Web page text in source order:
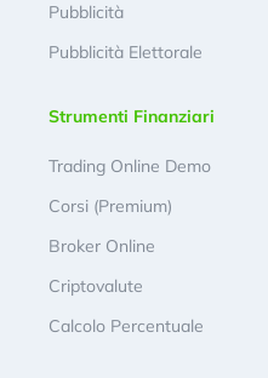
Pubblicità
Pubblicità Elettorale
Strumenti Finanziari
Trading Online Demo
Corsi (Premium)
Broker Online
Criptovalute
Calcolo Percentuale